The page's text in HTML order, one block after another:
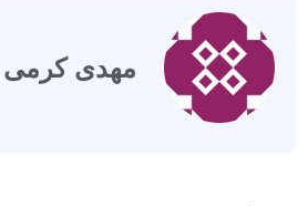
مهدی کرمی